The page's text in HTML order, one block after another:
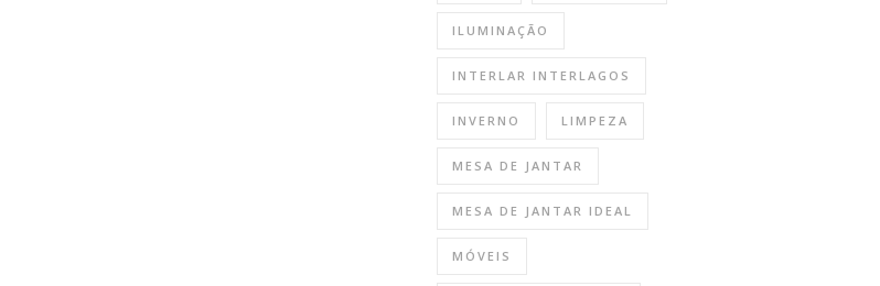
ILUMINAÇÃO
INTERLAR INTERLAGOS
INVERNO LIMPEZA
MESA DE JANTAR
MESA DE JANTAR IDEAL
MÓVEIS